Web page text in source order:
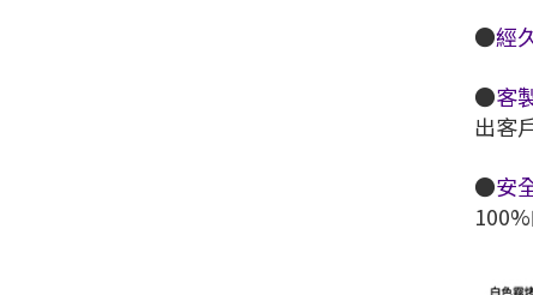
●經
●客
出客
●安